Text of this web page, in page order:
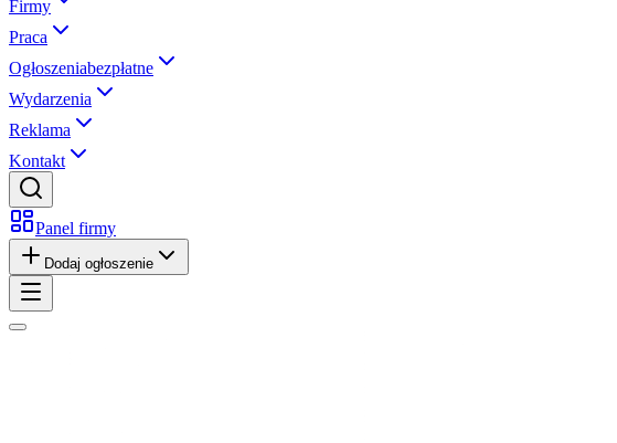
Firmy
Praca
Ogłoszeniabezpłatne
Wydarzenia
Reklama
Kontakt
Panel firmy
Dodaj ogłoszenie